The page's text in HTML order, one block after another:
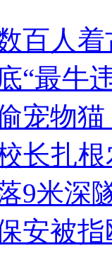
将其击毙
打脚踢
百人
“最牛
宠物
长扎
9米深
安被